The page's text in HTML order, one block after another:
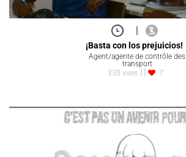
|
¡Basta con los prejuicios!
Agent/agente de contrôle des
transport
330 vues
7